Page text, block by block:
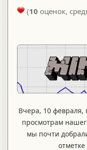
(10 оценок,
Вчера, 10 февраля,
просмотрам
мы почти